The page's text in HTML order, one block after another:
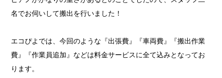
名でお伺いして搬出を行いました！
エコぴよでは、今回のような『出張費』『車両費』『搬出作業
費』『作業員追加』などは料金サービスに全て込みとなってお
ります。